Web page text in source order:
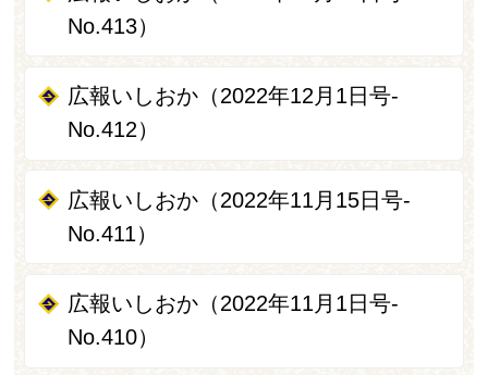
No.413）
広報いしおか（2022年12月1日号-
No.412）
広報いしおか（2022年11月15日号-
No.411）
広報いしおか（2022年11月1日号-
No.410）